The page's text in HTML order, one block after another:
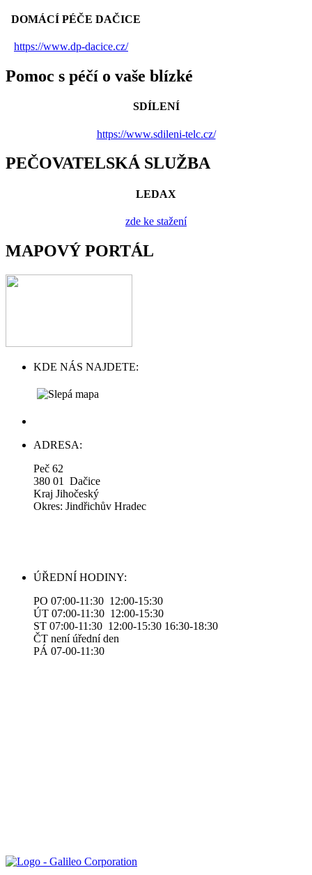
DOMÁCÍ PÉČE DAČICE
https://www.dp-dacice.cz/
Pomoc s péčí o vaše blízké
SDÍLENÍ
https://www.sdileni-telc.cz/
PEČOVATELSKÁ SLUŽBA
LEDAX
zde ke stažení
MAPOVÝ PORTÁL
KDE NÁS NAJDETE:
ADRESA:
Peč 62
380 01 Dačice
Kraj Jihočeský
Okres: Jindřichův Hradec
ÚŘEDNÍ HODINY:
PO 07:00-11:30 12:00-15:30
ÚT 07:00-11:30 12:00-15:30
ST 07:00-11:30 12:00-15:30 16:30-18:30
ČT není úřední den
PÁ 07-00-11:30